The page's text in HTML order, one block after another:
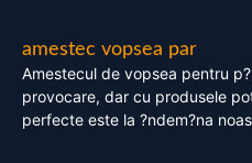
amestec vopsea par
Amestecul de vopsea pentru
provocare, dar cu produsele
perfecte este la ?ndem?na